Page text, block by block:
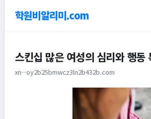
학원비알리미.com
스킨십 많은 여성의 심리와 행동
xn--oy2b25bmwcz3ln2b432b.com